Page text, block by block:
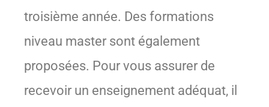
troisième année. Des formations
niveau master sont également
proposées. Pour vous assurer de
recevoir un enseignement adéquat, il